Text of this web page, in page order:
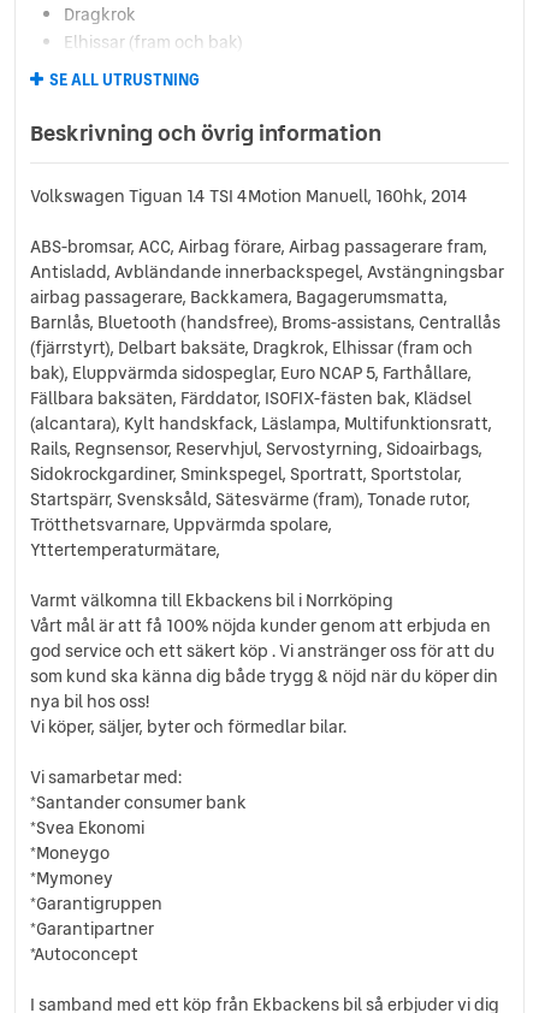
Dragkrok
Elhissar (fram och bak)
Eluppvärmda sidospeglar
Farthållare
Fällbara baksäten
ISOFIX-fästen bak
Klädsel (alcantara)
Kylt handskfack
Läslampa
Multifunktionsratt
Rails
Regnsensor
Reservhjul
Servostyrning
Sidoairbags
Sidokrockgardiner
Sminkspegel
Sportratt
Sportstolar
Startspärr
Svensksåld
Sätesvärme (fram)
Tonade rutor
Trötthetsvarnare
Uppvärmda spolare
SE ALL UTRUSTNING
Beskrivning och övrig information
Volkswagen Tiguan 1.4 TSI 4Motion Manuell, 160hk, 2014
ABS-bromsar, ACC, Airbag förare, Airbag passagerare fram,
Antisladd, Avbländande innerbackspegel, Avstängningsbar
airbag passagerare, Backkamera, Bagagerumsmatta,
Barnlås, Bluetooth (handsfree), Broms-assistans, Centrallås
(fjärrstyrt), Delbart baksäte, Dragkrok, Elhissar (fram och
bak), Eluppvärmda sidospeglar, Euro NCAP 5, Farthållare,
Fällbara baksäten, Färddator, ISOFIX-fästen bak, Klädsel
(alcantara), Kylt handskfack, Läslampa, Multifunktionsratt,
Rails, Regnsensor, Reservhjul, Servostyrning, Sidoairbags,
Sidokrockgardiner, Sminkspegel, Sportratt, Sportstolar,
Startspärr, Svensksåld, Sätesvärme (fram), Tonade rutor,
Trötthetsvarnare, Uppvärmda spolare,
Yttertemperaturmätare,
Varmt välkomna till Ekbackens bil i Norrköping
Vårt mål är att få 100% nöjda kunder genom att erbjuda en
god service och ett säkert köp . Vi anstränger oss för att du
som kund ska känna dig både trygg & nöjd när du köper din
nya bil hos oss!
Vi köper, säljer, byter och förmedlar bilar.
Vi samarbetar med:
*Santander consumer bank
*Svea Ekonomi
*Moneygo
*Mymoney
*Garantigruppen
*Garantipartner
*Autoconcept
I samband med ett köp från Ekbackens bil så erbjuder vi dig